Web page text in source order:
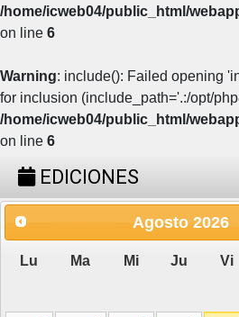
/home/icweb04/public_html/
on line 6
Warning: include(): Failed opening
for inclusion (include_path='.:/opt/
/home/icweb04/public_html/
on line 6
EDICIONES
Agosto 2026
Lu Ma Mi Ju Vi